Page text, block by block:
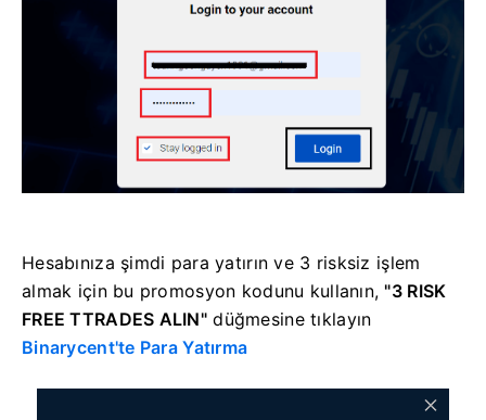
Hesabınıza şimdi para yatırın ve 3 risksiz işlem
almak için bu promosyon kodunu kullanın, "3 RISK
FREE TTRADES ALIN" düğmesine tıklayın
Binarycent'te Para Yatırma